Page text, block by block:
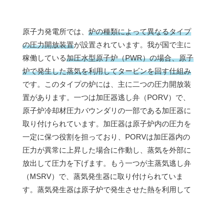
原子力発電所では、 炉の種類によって異なるタイプ
の圧力開放装置が設置されています。我が国で主に
稼働している加圧水型原子炉（PWR）の場合、原子
炉で発生した蒸気を利用してタービンを回す仕組み
です。このタイプの炉には、主に二つの圧力開放装
置があります。一つは加圧器逃し弁（PORV）で、
原子炉冷却材圧力バウンダリの一部である加圧器に
取り付けられています。加圧器は原子炉内の圧力を
一定に保つ役割を担っており、PORVは加圧器内の
圧力が異常に上昇した場合に作動し、蒸気を外部に
放出して圧力を下げます。もう一つが主蒸気逃し弁
（MSRV）で、蒸気発生器に取り付けられていま
す。蒸気発生器は原子炉で発生させた熱を利用して